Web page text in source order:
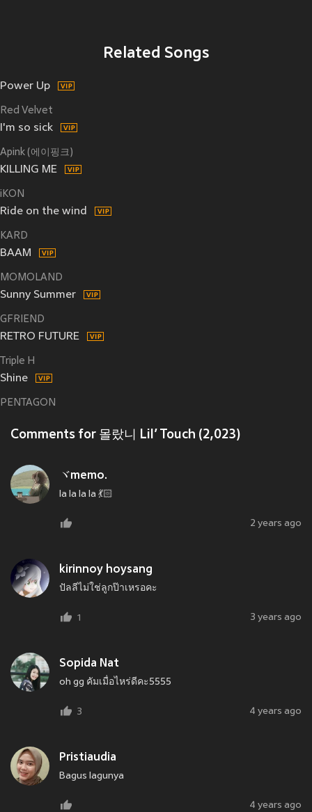
Related Songs
Power Up
Red Velvet
I'm so sick
Apink (에이핑크)
KILLING ME
iKON
Ride on the wind
KARD
BAAM
MOMOLAND
Sunny Summer
GFRIEND
RETRO FUTURE
Triple H
Shine
PENTAGON
Comments for 몰랐니 Lil’ Touch (2,023)
ヾmemo.
la la la la 💃🏻
2 years ago
kirinnoy hoysang
ปัลลีไม่ใช่ลูกป๊าเหรอคะ
1 3 years ago
Sopida Nat
oh gg คัมเมื่อไหร่ดีคะ5555
3 4 years ago
Pristiaudia
Bagus lagunya
4 years ago